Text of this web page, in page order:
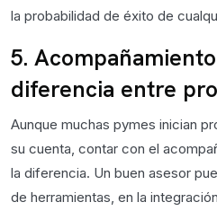
la probabilidad de éxito de
5.
diferencia entre
Aunque muchas pymes inician
su cuenta, contar con el
la diferencia. Un buen asesor
de herramientas, en la